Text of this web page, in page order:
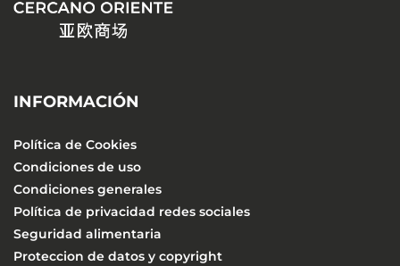
INFORMACIÓN
Política de Cookies
Condiciones de uso
Condiciones generales
Política de privacidad redes sociales
Seguridad alimentaria
Proteccion de datos y copyright